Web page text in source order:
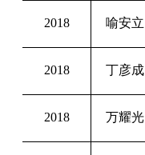
2018 喻安立
2018 丁彦成
2018 万耀光